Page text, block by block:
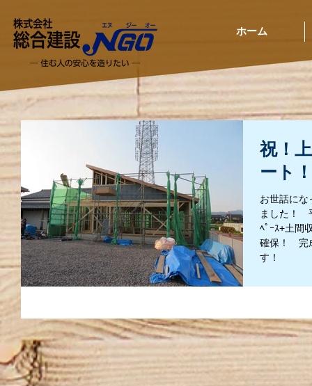
祝！
ート！
お世話にな
ました！
ﾍﾟｰｽ+土間
確保！ 完
す！
ホーム